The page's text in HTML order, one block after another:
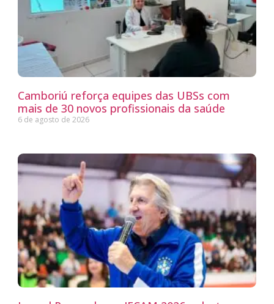
Camboriú reforça equipes das UBSs com
mais de 30 novos profissionais da saúde
6 de agosto de 2026